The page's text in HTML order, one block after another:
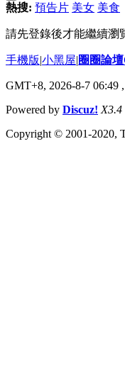
熱搜: 預告片 美女 美食
請先登錄後才能繼續瀏
手機版|小黑屋|圈圈論
GMT+8, 2026-8-7 06:49
Powered by Discuz! X3.4
Copyright © 2001-2020,